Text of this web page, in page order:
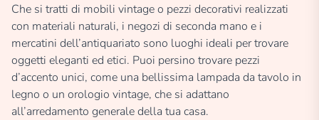
Che si tratti di mobili vintage o pezzi decorativi realizzati
con materiali naturali, i negozi di seconda mano e i
mercatini dell’antiquariato sono luoghi ideali per trovare
oggetti eleganti ed etici. Puoi persino trovare pezzi
d’accento unici, come una bellissima lampada da tavolo in
legno o un orologio vintage, che si adattano
all’arredamento generale della tua casa.